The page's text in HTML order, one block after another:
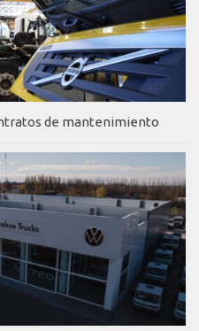
de mantenimiento